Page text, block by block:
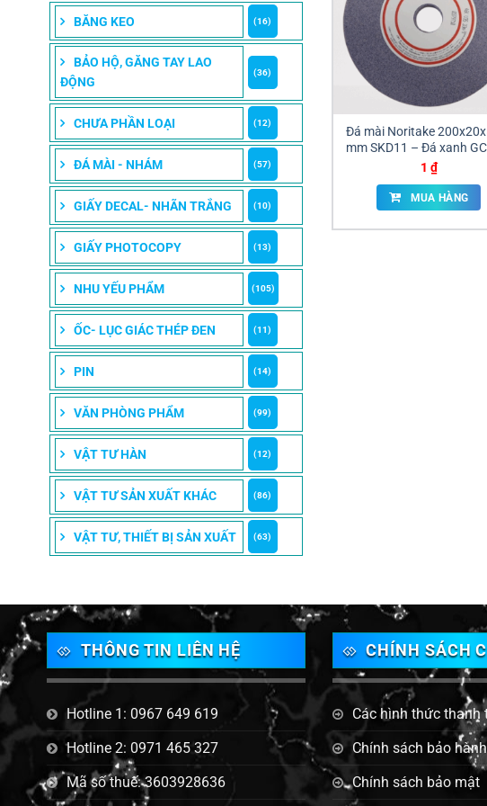
BĂNG KEO (16)
BẢO HỘ, GĂNG TAY LAO
ĐỘNG
(36)
CHƯA PHẦN LOẠI (12)
ĐÁ MÀI - NHÁM (57)
GIẤY DECAL- NHÃN TRẮNG (10)
GIẤY PHOTOCOPY (13)
NHU YẾU PHẨM (105)
ỐC- LỤC GIÁC THÉP ĐEN (11)
PIN (14)
VĂN PHÒNG PHẨM (99)
VẬT TƯ HÀN (12)
VẬT TƯ SẢN XUẤT KHÁC (86)
VẬT TƯ, THIẾT BỊ SẢN XUẤT (63)
Đá mài Noritake
mm SKD11 – Đá xanh
Đá cam A46
1 ₫
MUA HÀNG
THÔNG TIN LIÊN HỆ
Hotline 1: 0967 649 619
Hotline 2: 0971 465 327
Mã số thuế: 3603928636
CHÍNH SÁCH
Các hình thức thanh
Chính sách bảo hành
Chính sách bảo mật